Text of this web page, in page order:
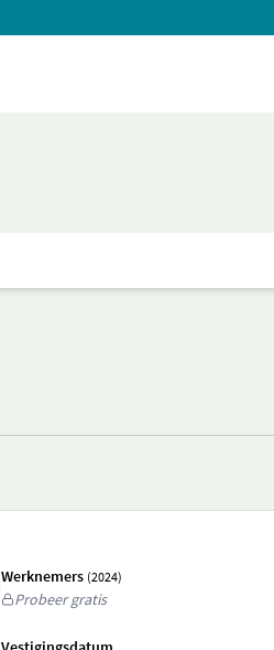
Werknemers (2024)
Probeer gratis